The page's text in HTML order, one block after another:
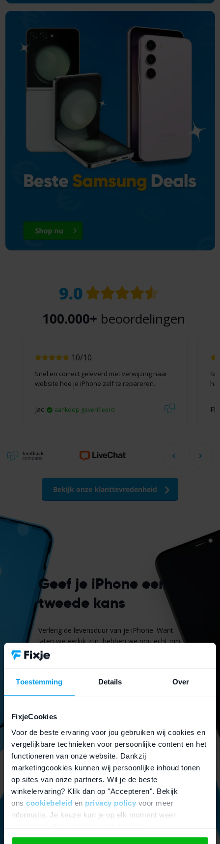
Toestemming Details Over
FixjeCookies
Voor de beste ervaring voor jou gebruiken wij cookies en
vergelijkbare technieken voor persoonlijke content en het
functioneren van onze website. Dankzij
marketingcookies kunnen wij persoonlijke inhoud tonen
op sites van onze partners. Wil je de beste
winkelervaring? Klik dan op "Accepteren". Bekijk
ons cookiebeleid en privacy policy voor meer
informatie. Je keuze kun je op elk moment weer
9.0
100.000+ beoordelingen
10/10
Snel en correct geleverd met verwijzing naar
website hoe je iPhone zelf te repareren.
Jac aankoop geverifieerd
Bekijk onze klanttevredenheid
Geef je iPhone een
tweede kans
Verleng de levensduur van je iPhone. Want
laten we eerlijk zijn, hebben we nou echt om
de 1 of 2 jaar een nieuwe iPhone nodig.
Gaat je batterij snel leeg? Vervang deze dan
Lees meer over onderdelen